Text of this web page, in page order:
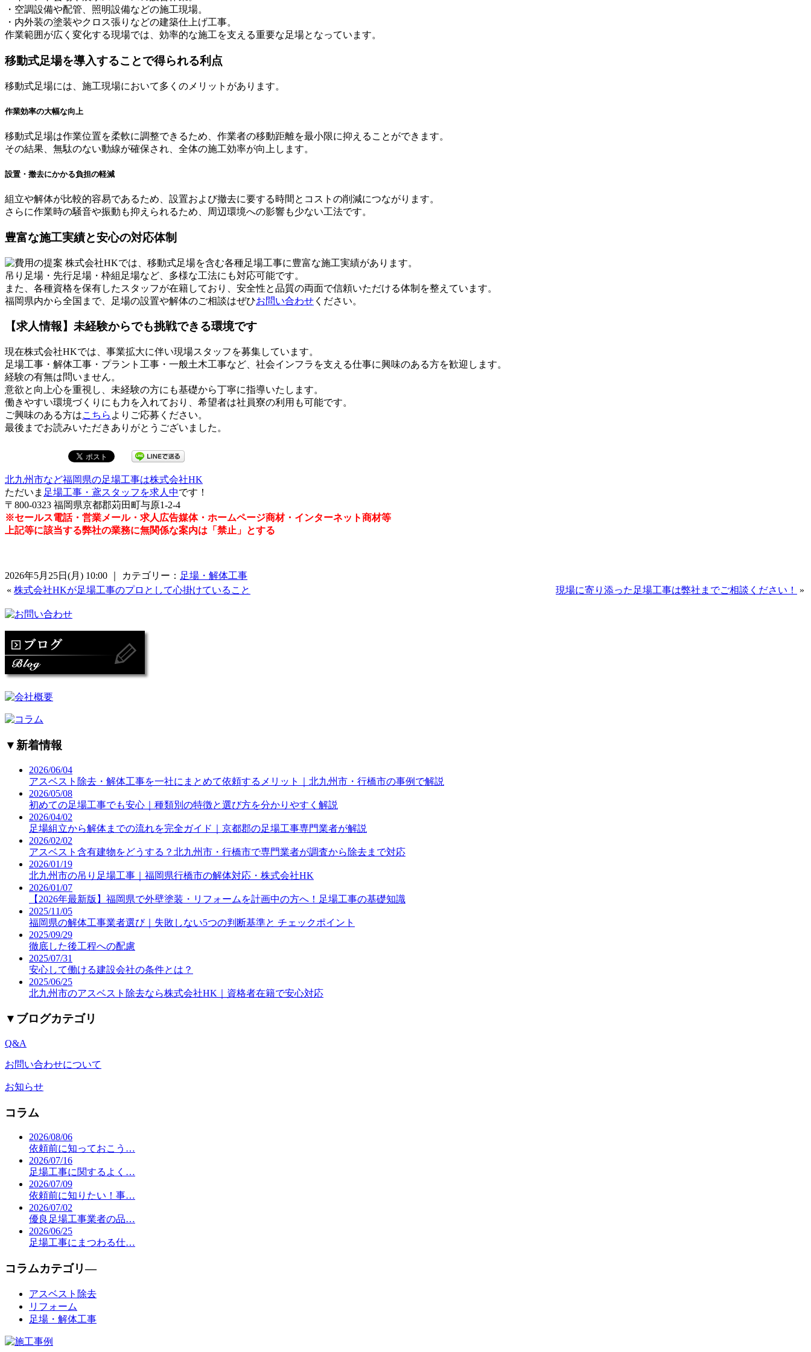
・空調設備や配管、照明設備などの施工現場。
・内外装の塗装やクロス張りなどの建築仕上げ工事。
作業範囲が広く変化する現場では、効率的な施工を支える重要な足場となっています。
移動式足場を導入することで得られる利点
移動式足場には、施工現場において多くのメリットがあります。
作業効率の大幅な向上
移動式足場は作業位置を柔軟に調整できるため、作業者の移動距離を最小限に抑えることができます。
その結果、無駄のない動線が確保され、全体の施工効率が向上します。
設置・撤去にかかる負担の軽減
組立や解体が比較的容易であるため、設置および撤去に要する時間とコストの削減につながります。
さらに作業時の騒音や振動も抑えられるため、周辺環境への影響も少ない工法です。
豊富な施工実績と安心の対応体制
株式会社HKでは、移動式足場を含む各種足場工事に豊富な施工実績があります。
吊り足場・先行足場・枠組足場など、多様な工法にも対応可能です。
また、各種資格を保有したスタッフが在籍しており、安全性と品質の両面で信頼いただける体制を整えています。
福岡県内から全国まで、足場の設置や解体のご相談はぜひお問い合わせ ください。
【求人情報】未経験からでも挑戦できる環境です
現在株式会社HKでは、事業拡大に伴い現場スタッフを募集しています。
足場工事・解体工事・プラント工事・一般土木工事など、社会インフラを支える仕事に興味のある方を歓迎します。
経験の有無は問いません。
意欲と向上心を重視し、未経験の方にも基礎から丁寧に指導いたします。
働きやすい環境づくりにも力を入れており、希望者は社員寮の利用も可能です。
ご興味のある方はこちら よりご応募ください。
最後までお読みいただきありがとうございました。
北九州市など福岡県の足場工事は株式会社HK
ただいま 足場工事・鳶スタッフを求人中です！
〒800-0323 福岡県京都郡苅田町与原1-2-4
※セールス電話・営業メール・求人広告媒体・ホームページ商材・インターネット商材等
上記等に該当する弊社の業務に無関係な案内は「禁止」とする
2026年5月25日(月) 10:00 ｜ カテゴリー： 足場・解体工事
« 株式会社HKが足場工事のプロとして心掛けていること 現場に寄り添った足場工事は弊社までご相談ください！ »
▼ 新着情報
2026/06/04
アスベスト除去・解体工事を一社にまとめて依頼するメリット｜北九州市・行橋市の事例で解説
2026/05/08
初めての足場工事でも安心｜種類別の特徴と選び方を分かりやすく解説
2026/04/02
足場組立から解体までの流れを完全ガイド｜京都郡の足場工事専門業者が解説
2026/02/02
アスベスト含有建物をどうする？北九州市・行橋市で専門業者が調査から除去まで対応
2026/01/19
北九州市の吊り足場工事｜福岡県行橋市の解体対応・株式会社HK
2026/01/07
【2026年最新版】福岡県で外壁塗装・リフォームを計画中の方へ！足場工事の基礎知識
2025/11/05
福岡県の解体工事業者選び｜失敗しない5つの判断基準と チェックポイント
2025/09/29
徹底した後工程への配慮
2025/07/31
安心して働ける建設会社の条件とは？
2025/06/25
北九州市のアスベスト除去なら株式会社HK｜資格者在籍で安心対応
▼ ブログカテゴリ
Q&A
お問い合わせについて
お知らせ
コラム
2026/08/06
依頼前に知っておこう…
2026/07/16
足場工事に関するよく…
2026/07/09
依頼前に知りたい！事…
2026/07/02
優良足場工事業者の品…
2026/06/25
足場工事にまつわる仕…
コラムカテゴリ―
アスベスト除去
リフォーム
足場・解体工事